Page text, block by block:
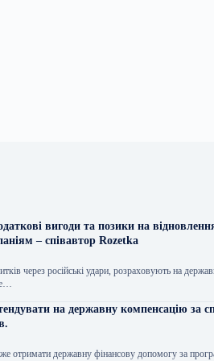
вигоди та позики на
– співавтор Rozetka
через російські удари, розраховують на
на державну компенсацію за
отримати державну фінансову допомогу за